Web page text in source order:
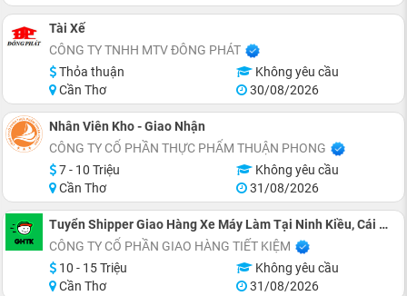
Tài Xế
CÔNG TY TNHH MTV ĐÔNG PHÁT
Thỏa thuận
Không yêu cầu
Cần Thơ
30/08/2026
Nhân Viên Kho - Giao Nhận
CÔNG TY CỔ PHẦN THỰC PHẨM THUẬN PHONG
7 - 10 Triệu
Không yêu cầu
Cần Thơ
31/08/2026
Tuyển Shipper Giao Hàng Xe Máy Làm Tại Ninh Kiều, Cái Răng
CÔNG TY CỔ PHẦN GIAO HÀNG TIẾT KIỆM
10 - 15 Triệu
Không yêu cầu
Cần Thơ
31/08/2026